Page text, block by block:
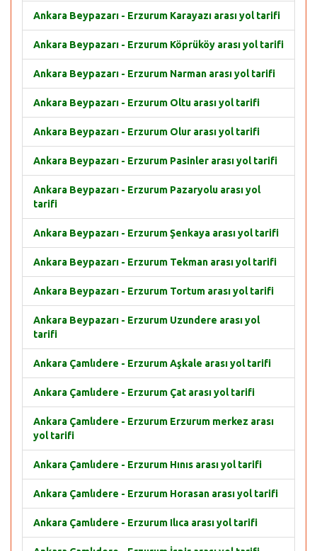
Ankara Beypazarı - Erzurum Karayazı arası yol tarifi
Ankara Beypazarı - Erzurum Köprüköy arası yol tarifi
Ankara Beypazarı - Erzurum Narman arası yol tarifi
Ankara Beypazarı - Erzurum Oltu arası yol tarifi
Ankara Beypazarı - Erzurum Olur arası yol tarifi
Ankara Beypazarı - Erzurum Pasinler arası yol tarifi
Ankara Beypazarı - Erzurum Pazaryolu arası yol
tarifi
Ankara Beypazarı - Erzurum Şenkaya arası yol tarifi
Ankara Beypazarı - Erzurum Tekman arası yol tarifi
Ankara Beypazarı - Erzurum Tortum arası yol tarifi
Ankara Beypazarı - Erzurum Uzundere arası yol
tarifi
Ankara Çamlıdere - Erzurum Aşkale arası yol tarifi
Ankara Çamlıdere - Erzurum Çat arası yol tarifi
Ankara Çamlıdere - Erzurum Erzurum merkez arası
yol tarifi
Ankara Çamlıdere - Erzurum Hınıs arası yol tarifi
Ankara Çamlıdere - Erzurum Horasan arası yol tarifi
Ankara Çamlıdere - Erzurum Ilıca arası yol tarifi